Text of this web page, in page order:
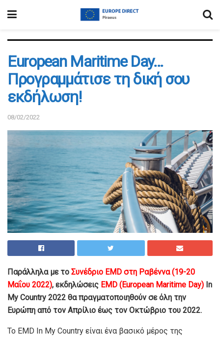
European Maritime Day…
Προγραμμάτισε τη δική σου
εκδήλωση!
08/02/2022
Παράλληλα με το Συνέδριο EMD στη Ραβέννα (19-20
Μαΐου 2022), εκδηλώσεις EMD (European Maritime Day) In
My Country 2022 θα πραγματοποιηθούν σε όλη την
Ευρώπη από τον Απρίλιο έως τον Οκτώβριο του 2022.
Το EMD In My Country είναι ένα βασικό μέρος της